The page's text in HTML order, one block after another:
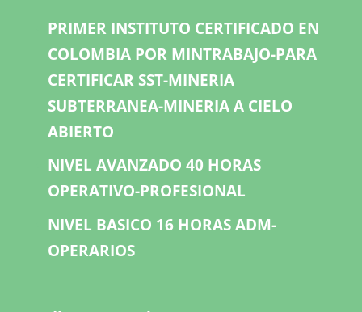
PRIMER INSTITUTO CERTIFICADO EN
COLOMBIA POR MINTRABAJO-PARA
CERTIFICAR SST-MINERIA
SUBTERRANEA-MINERIA A CIELO
ABIERTO
NIVEL AVANZADO 40 HORAS
OPERATIVO-PROFESIONAL
NIVEL BASICO 16 HORAS ADM-
OPERARIOS